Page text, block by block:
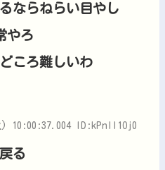
ならねらい目やし
やろ
ころ難しいわ
) 10:00:37.004 ID:kPnlI1Oj0
る